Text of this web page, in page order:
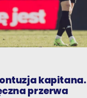
kapitana.
przerwa